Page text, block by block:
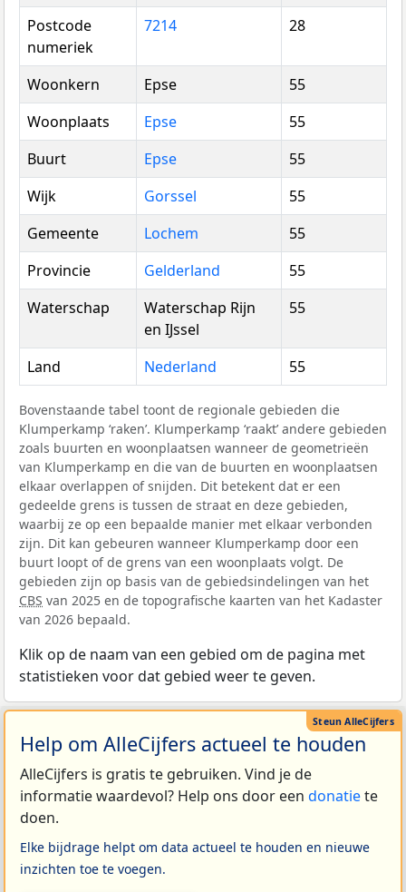
Postcode
numeriek
7214 28
Woonkern Epse
55
Woonplaats
Epse
55
Buurt
Epse
55
Wijk
Gorssel
55
Gemeente
Lochem
55
Provincie
Gelderland
55
Waterschap
Waterschap Rijn
en IJssel
55
Land Nederland 55
Bovenstaande tabel toont de regionale gebieden die
Klumperkamp ‘raken’. Klumperkamp ‘raakt’ andere gebieden
zoals buurten en woonplaatsen wanneer de geometrieën
van Klumperkamp en die van de buurten en woonplaatsen
elkaar overlappen of snijden. Dit betekent dat er een
gedeelde grens is tussen de straat en deze gebieden,
waarbij ze op een bepaalde manier met elkaar verbonden
zijn. Dit kan gebeuren wanneer Klumperkamp door een
buurt loopt of de grens van een woonplaats volgt. De
gebieden zijn op basis van de gebiedsindelingen van het
CBS van 2025 en de topografische kaarten van het Kadaster
van 2026 bepaald.
Klik op de naam van een gebied om de pagina met
statistieken voor dat gebied weer te geven.
Help om AlleCijfers actueel te houden
AlleCijfers is gratis te gebruiken. Vind je de
informatie waardevol? Help ons door een donatiete
doen.
Elke bijdrage helpt om data actueel te houden en nieuwe
inzichten toe te voegen.